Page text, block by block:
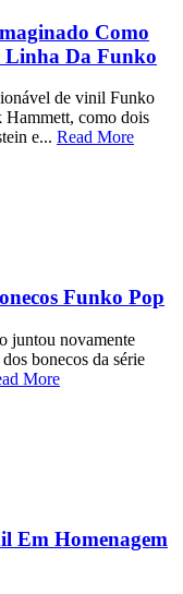
Como
Linha Da Funko
de vinil Funko
como dois
e... Read More
Funko Pop
juntou novamente
bonecos da série
More
Em Homenagem